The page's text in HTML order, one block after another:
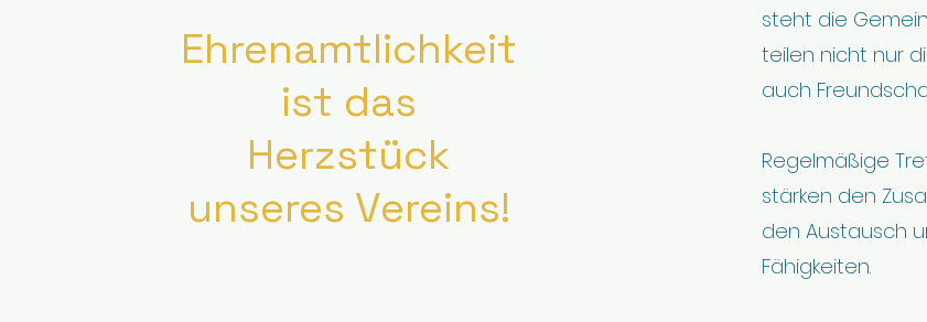
Ehrenamtlichkeit
ist das
Herzstück
unseres Vereins!
steht die
teilen nicht nur
auch
Regelmäßige
stärken den
den Austausch
Fähigkeiten.